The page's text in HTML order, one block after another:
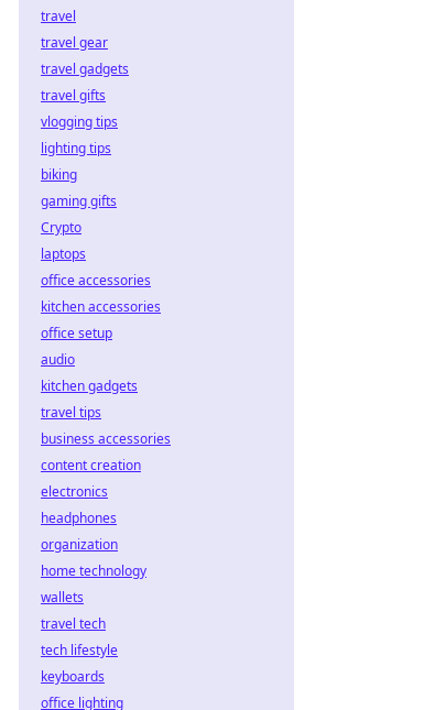
travel
travel gear
travel gadgets
travel gifts
vlogging tips
lighting tips
biking
gaming gifts
Crypto
laptops
office accessories
kitchen accessories
office setup
audio
kitchen gadgets
travel tips
business accessories
content creation
electronics
headphones
organization
home technology
wallets
travel tech
tech lifestyle
keyboards
office lighting